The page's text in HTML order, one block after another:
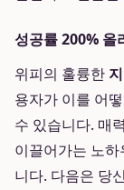
성공률 200% 올
위피의 훌륭한
용자가 이를 어
수 있습니다. 매
이끌어가는 노
니다. 다음은 당